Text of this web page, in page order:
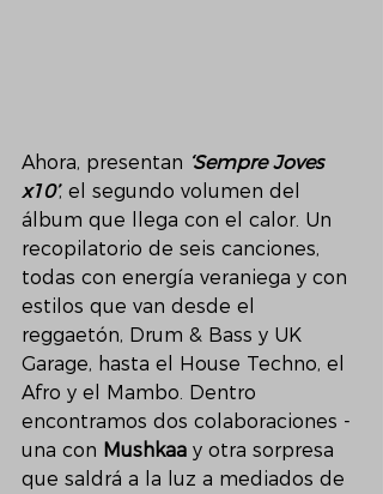
Ahora, presentan ‘Sempre Joves
x10’, el segundo volumen del
álbum que llega con el calor. Un
recopilatorio de seis canciones,
todas con energía veraniega y con
estilos que van desde el
reggaetón, Drum & Bass y UK
Garage, hasta el House Techno, el
Afro y el Mambo. Dentro
encontramos dos colaboraciones -
una con Mushkaa y otra sorpresa
que saldrá a la luz a mediados de